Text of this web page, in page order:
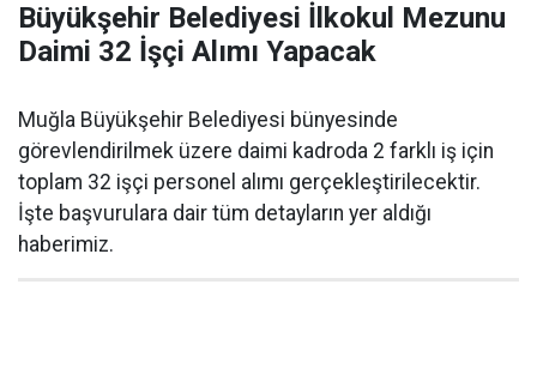
Büyükşehir Belediyesi İlkokul Mezunu
Daimi 32 İşçi Alımı Yapacak
Muğla Büyükşehir Belediyesi bünyesinde
görevlendirilmek üzere daimi kadroda 2 farklı iş için
toplam 32 işçi personel alımı gerçekleştirilecektir.
İşte başvurulara dair tüm detayların yer aldığı
haberimiz.